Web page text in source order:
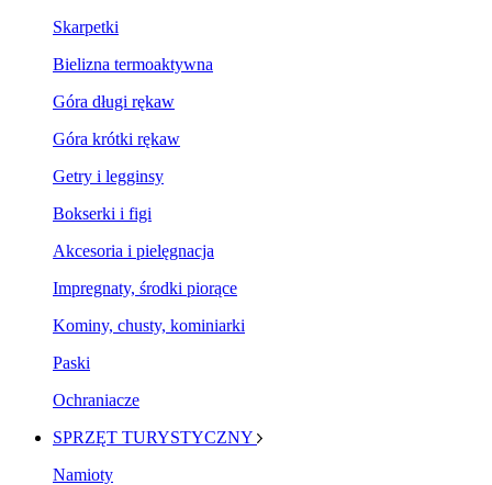
Skarpetki
Bielizna termoaktywna
Góra długi rękaw
Góra krótki rękaw
Getry i legginsy
Bokserki i figi
Akcesoria i pielęgnacja
Impregnaty, środki piorące
Kominy, chusty, kominiarki
Paski
Ochraniacze
SPRZĘT TURYSTYCZNY
Namioty